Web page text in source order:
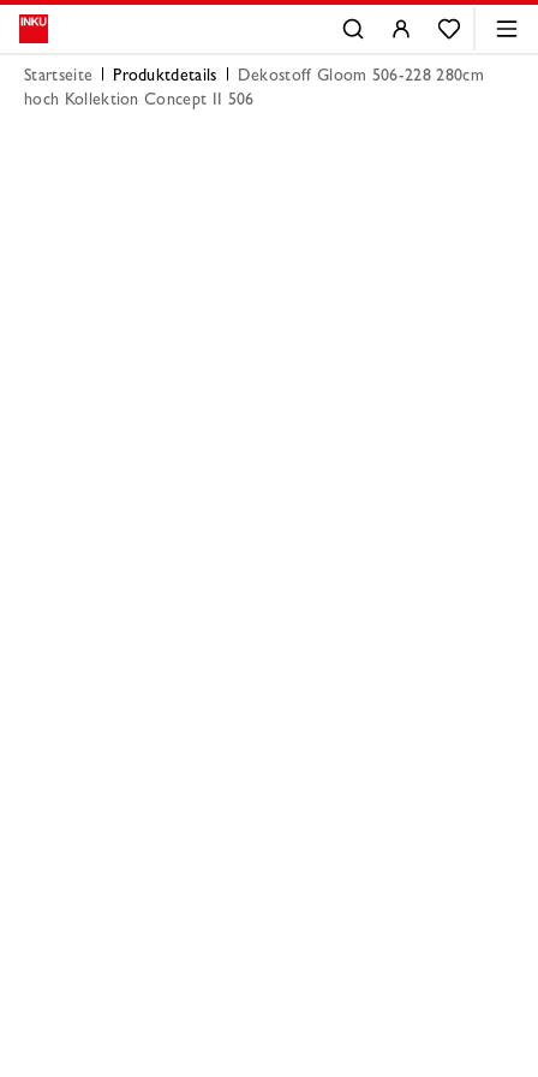
Startseite Produktdetails
Dekostoff Gloom 506-228 280cm
hoch Kollektion Concept II 506